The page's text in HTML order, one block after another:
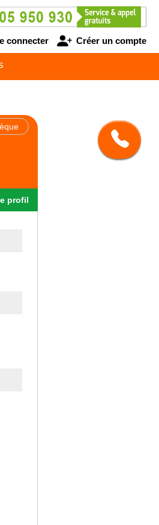
connecter Créer un compte
profil